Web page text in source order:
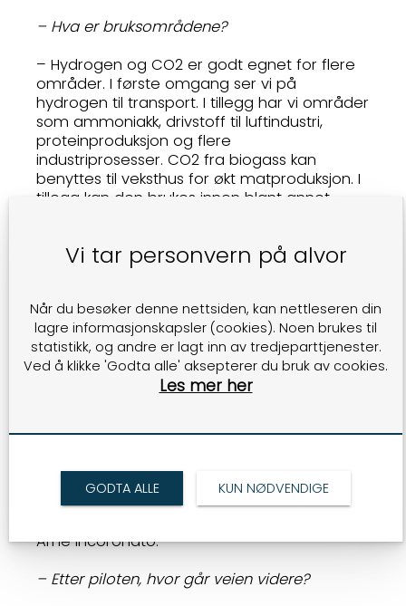
– Hva er bruksområdene?
– Hydrogen og CO2 er godt egnet for flere
områder. I første omgang ser vi på
hydrogen til transport. I tillegg har vi områder
som ammoniakk, drivstoff til luftindustri,
proteinproduksjon og flere
industriprosesser. CO2 fra biogass kan
benyttes til veksthus for økt matproduksjon. I
tillegg kan den brukes innen blant annet
CO2.
Bidragsytere til piloten er både Equinor og
Shell, i tillegg til Norled og Aarbakke
Innovation som
samarbeidsparter. Selskapet har også
med seg ressurser fra andre selskaper
desember i år og utover første halvår
2022. Agri-e har fått med seg
Arne Incoronato.
– Etter piloten, hvor går veien videre?
Vi tar personvern på alvor
Når du besøker denne nettsiden, kan nettleseren din
lagre informasjonskapsler (cookies). Noen brukes til
statistikk, og andre er lagt inn av tredjeparttjenester.
Ved å klikke 'Godta alle' aksepterer du bruk av cookies.
Les mer her
GODTA ALLE KUN NØDVENDIGE